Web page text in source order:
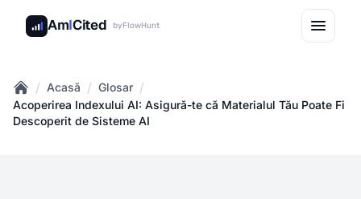
AmICited byFlowHunt
Home
/ Acasă / Glosar /
Acoperirea Indexului AI: Asigură-te că Materialul Tău Poate Fi
Descoperit de Sisteme AI